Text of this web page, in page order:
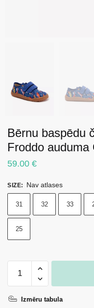
Bērnu baspēdu
Froddo auduma
59.00 €
SIZE: Nav atlases
31 32 33
25
baspēdu
SpaceIzmēru tabula